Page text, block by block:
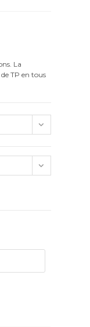
La
TP en tous